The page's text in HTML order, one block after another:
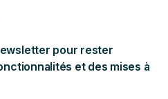
pour rester
et des mises à